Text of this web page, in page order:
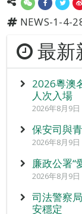
NEWS-1-4-
最新
2026粵澳
人次入場
2026年8月9日
保安司與
2026年8月9日
廉政公署“
2026年8月9日
司法警察
安穩定